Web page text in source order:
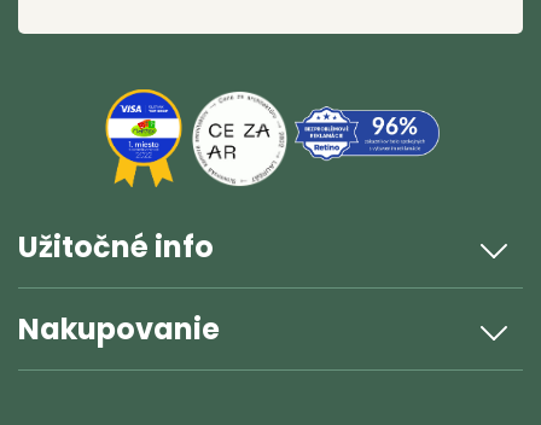
Užitočné info
Nakupovanie